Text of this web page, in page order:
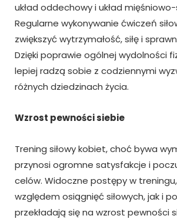
układ oddechowy i układ
Regularne wykonywanie ćwiczeń
zwiększyć wytrzymałość, siłę i
Dzięki poprawie ogólnej wydolności
lepiej radzą sobie z codziennymi
różnych dziedzinach życia.
Wzrost pewności siebie
Trening siłowy kobiet, choć bywa
przynosi ogromne satysfakcje i
celów. Widoczne postępy w
względem osiągnięć siłowych, jak i
przekładają się na wzrost pewności